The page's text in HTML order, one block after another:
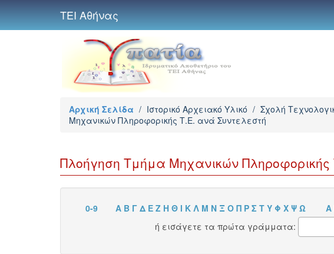
ΤΕΙ Αθήνας
Αρχική Σελίδα / Ιστορικό Αρχειακό Υλικό / Σχολή
Μηχανικών Πληροφορικής Τ.Ε. ανά Συντελεστή
Πλοήγηση Τμήμα Μηχανικών
0-9 Α Β Γ Δ Ε Ζ Η Θ Ι Κ Λ Μ Ν Ξ Ο Π Ρ Σ Τ Υ Φ Χ Ψ Ω A
ή εισάγετε τα πρώτα γράμματα: